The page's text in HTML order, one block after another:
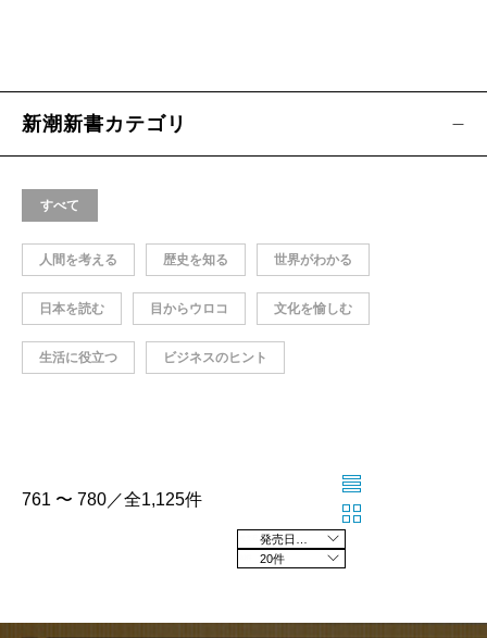
新潮新書カテゴリ
すべて
人間を考える 歴史を知る 世界がわかる
日本を読む 目からウロコ 文化を愉しむ
生活に役立つ ビジネスのヒント
761 〜 780／全1,125件
20件